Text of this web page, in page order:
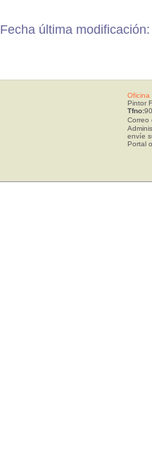
Fecha última
Oficina
Pintor
Tfno:
Correo
envíe
Portal